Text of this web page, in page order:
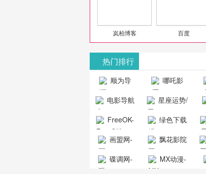
岚柏博客 百度
山东欣烨化工有限公
热门排行
顺为导
航-办公运营
哪吒影
院-哪吒影院
提供最新、
最全的高清
电影、电视
剧、动漫和
综艺节目免
电影导航
- 免费看电影
就来这！ | 快
导航网-免费
看电影就来
星座运势/
最星座/美国
神婆星座网
FreeOK-
FreeOK影视
官网-最新影
视资源|追剧
绿色下载
吧
-
画盟网-
画师联盟官
飘花影院
网
碟调网-
MX动漫-